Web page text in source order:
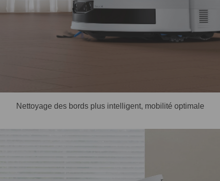
Nettoyage des bords plus intelligent, mobilité optimale